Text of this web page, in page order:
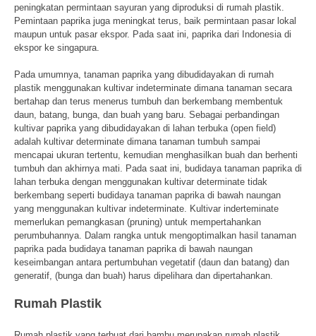
peningkatan permintaan sayuran yang diproduksi di rumah plastik.
Pemintaan paprika juga meningkat terus, baik permintaan pasar lokal
maupun untuk pasar ekspor. Pada saat ini, paprika dari Indonesia di
ekspor ke singapura.
Pada umumnya, tanaman paprika yang dibudidayakan di rumah
plastik menggunakan kultivar indeterminate dimana tanaman secara
bertahap dan terus menerus tumbuh dan berkembang membentuk
daun, batang, bunga, dan buah yang baru. Sebagai perbandingan
kultivar paprika yang dibudidayakan di lahan terbuka (open field)
adalah kultivar determinate dimana tanaman tumbuh sampai
mencapai ukuran tertentu, kemudian menghasilkan buah dan berhenti
tumbuh dan akhirnya mati. Pada saat ini, budidaya tanaman paprika di
lahan terbuka dengan menggunakan kultivar determinate tidak
berkembang seperti budidaya tanaman paprika di bawah naungan
yang menggunakan kultivar indeterminate. Kultivar inderteminate
memerlukan pemangkasan (pruning) untuk mempertahankan
perumbuhannya. Dalam rangka untuk mengoptimalkan hasil tanaman
paprika pada budidaya tanaman paprika di bawah naungan
keseimbangan antara pertumbuhan vegetatif (daun dan batang) dan
generatif, (bunga dan buah) harus dipelihara dan dipertahankan.
Rumah Plastik